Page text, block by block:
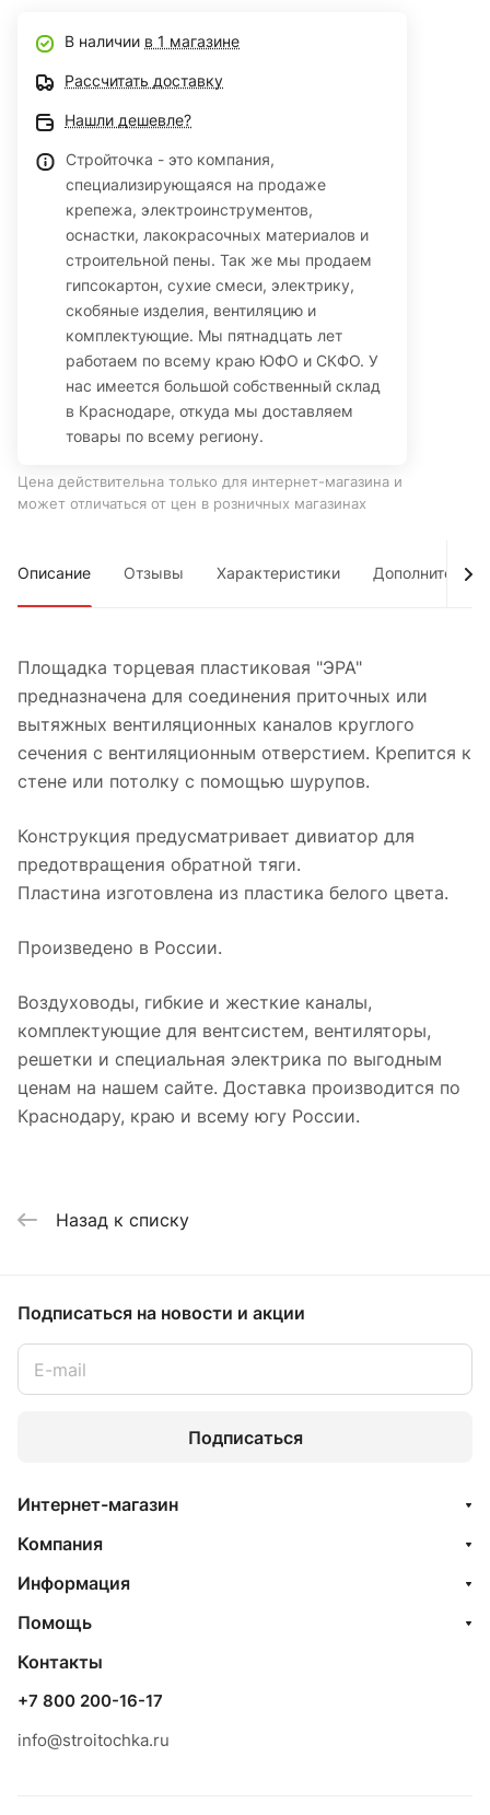
В наличии в 1 магазине
Рассчитать доставку
Нашли дешевле?
Стройточка - это компания,
специализирующаяся на продаже
крепежа, электроинструментов,
оснастки, лакокрасочных материалов и
строительной пены. Так же мы продаем
гипсокартон, сухие смеси, электрику,
скобяные изделия, вентиляцию и
комплектующие. Мы пятнадцать лет
работаем по всему краю ЮФО и СКФО. У
нас имеется большой собственный склад
в Краснодаре, откуда мы доставляем
товары по всему региону.
Цена действительна только для интернет-магазина и
может отличаться от цен в розничных магазинах
Описание Отзывы Характеристики Дополнительно
Площадка торцевая пластиковая "ЭРА"
предназначена для соединения приточных или
вытяжных вентиляционных каналов круглого
сечения с вентиляционным отверстием. Крепится к
стене или потолку с помощью шурупов.
Конструкция предусматривает дивиатор для
предотвращения обратной тяги.
Пластина изготовлена из пластика белого цвета.
Произведено в России.
Воздуховоды, гибкие и жесткие каналы,
комплектующие для вентсистем, вентиляторы,
решетки и специальная электрика по выгодным
ценам на нашем сайте. Доставка производится по
Краснодару, краю и всему югу России.
Назад к списку
Подписаться на новости и акции
Подписаться
Интернет-магазин
Компания
Информация
Помощь
Контакты
+7 800 200-16-17
info@stroitochka.ru